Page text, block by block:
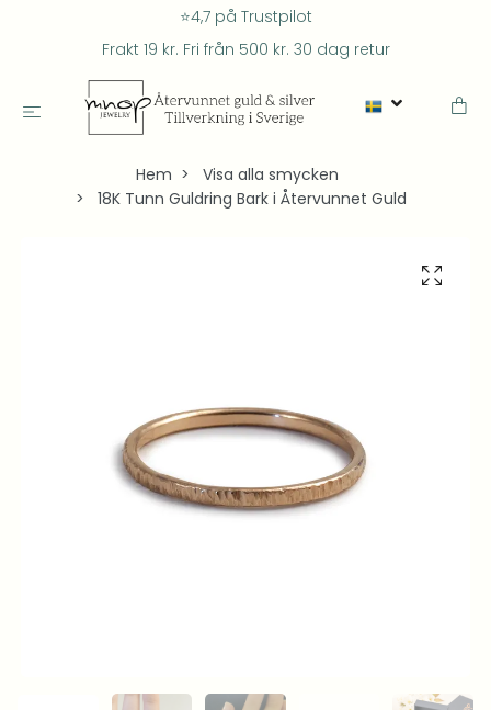
⭐4,7 på Trustpilot
Frakt 19 kr. Fri från 500 kr. 30 dag retur
Hem
Visa alla smycken
18K Tunn Guldring Bark i Återvunnet Guld